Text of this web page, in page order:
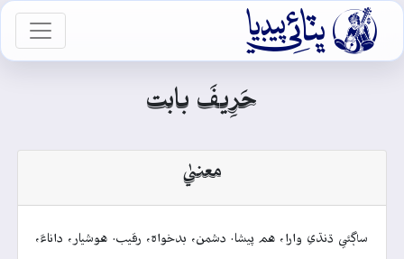

حَرِيفَ بابت
معنيٰ
ساڳئي ڌنڌي وارا، هم پيشا. دشمن، بدخواہ، رقيب. هوشيار، داناءَ،